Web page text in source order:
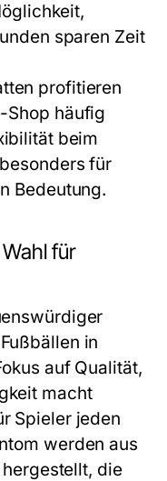
sparen Zeit
profitieren
Shop häufig
beim
für
Bedeutung.
für
in
auf Qualität,
macht
Spieler jeden
werden aus
die